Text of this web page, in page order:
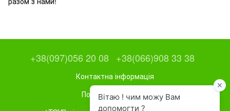
+38(097)056 20 08 +38(066)908 33 38
Контактна інформація
Повна версія сайту